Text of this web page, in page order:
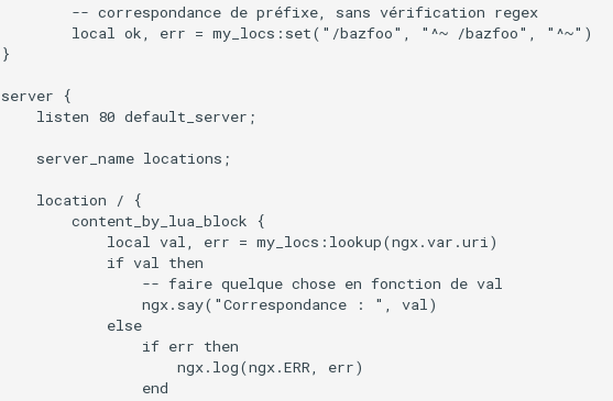
        -- correspondance de préfixe, sans vérification regex
        local ok, err = my_locs:set("/bazfoo", "^~ /bazfoo", "^~")
}
server {
    listen 80 default_server;
    server_name locations;
    location / {
        content_by_lua_block {
            local val, err = my_locs:lookup(ngx.var.uri)
            if val then
                -- faire quelque chose en fonction de val
                ngx.say("Correspondance : ", val)
            else
                if err then
                    ngx.log(ngx.ERR, err)
                end